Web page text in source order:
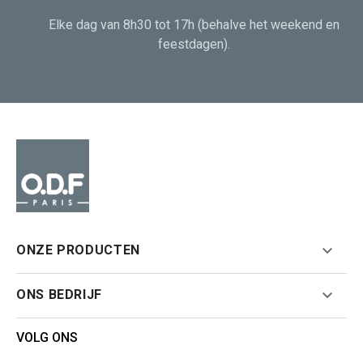
Elke dag van 8h30 tot 17h (behalve het weekend en
feestdagen).
ONZE PRODUCTEN 
ONS BEDRIJF 
VOLG ONS